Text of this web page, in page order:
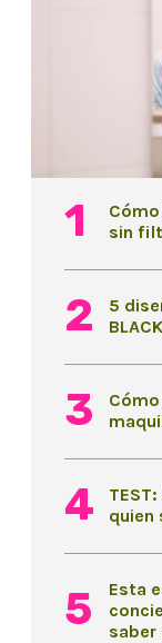
sin
5
quien
Esta
saber